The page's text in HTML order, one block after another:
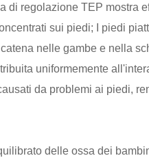
regolazione TEP mostra
sui piedi; I piedi
nelle gambe e nella
uniformemente
da problemi ai piedi,
delle ossa dei